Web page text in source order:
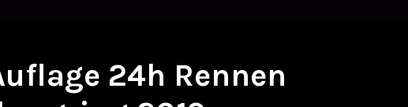
24h Rennen